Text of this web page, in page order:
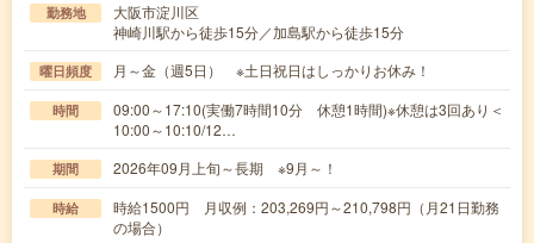
勤務地
大阪市淀川区
神崎川駅から徒歩15分／加島駅から徒歩15分
曜日頻度 月～金（週5日） ※土日祝日はしっかりお休み！
時間
09:00～17:10(実働7時間10分 休憩1時間)※休憩は3回あり＜
10:00～10:10/12…
期間 2026年09月上旬～長期 ※9月～！
時給
時給1500円 月収例：203,269円～210,798円（月21日勤務
の場合）